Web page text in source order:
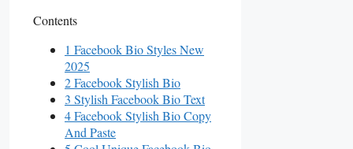
Contents
1 Facebook Bio Styles New
2025
2 Facebook Stylish Bio
3 Stylish Facebook Bio Text
4 Facebook Stylish Bio Copy
And Paste